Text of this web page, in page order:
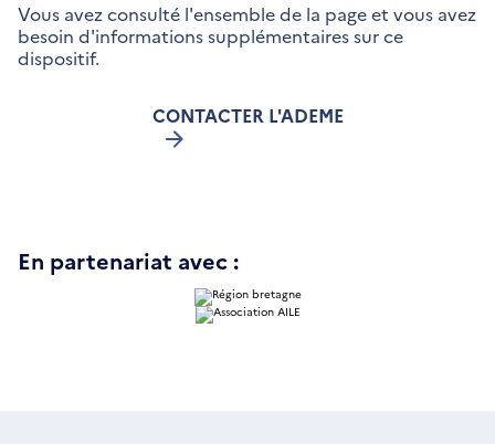
Vous avez consulté l'ensemble de la page et vous avez
besoin d'informations supplémentaires sur ce
dispositif.
CONTACTER L'ADEME
En partenariat avec :